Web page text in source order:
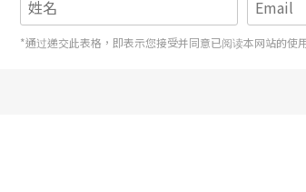
*通过递交此表格，即表示您接受并同意已阅读本网站的使